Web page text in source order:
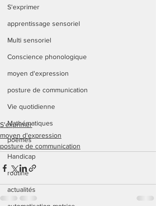
S'exprimer
apprentissage sensoriel
Multi sensoriel
Conscience phonologique
moyen d'expression
posture de communication
Vie quotidienne
Mathématiques
poèmes
Handicap
routine
actualités
S'exprimer
moyen d'expression
posture de communication